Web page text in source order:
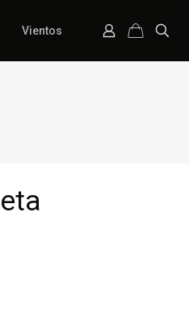
Vientos